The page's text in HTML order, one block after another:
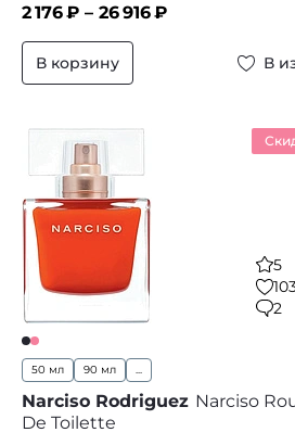
2 176₽ – 26 916₽
В корзину В
5
2
50 мл 90 мл ...
Narciso Rodriguez Narciso
De Toilette